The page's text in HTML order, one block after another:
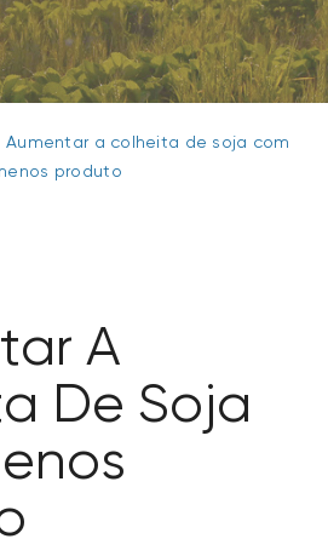
Aumentar a colheita de soja com
produto
A
De Soja